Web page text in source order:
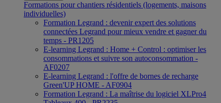
Formations pour chantiers résidentiels (logements, maisons
individuelles)
Formation Legrand : devenir expert des solutions
connectées Legrand pour mieux vendre et gagner du
temps - PR1205
E-learning Legrand : Home + Control : optimiser les
consommations et suivre son autoconsommation -
AF0207
E-learning Legrand : l'offre de bornes de recharge
Green'UP HOME - AF0904
Formation Legrand : La maîtrise du logiciel XLPro4